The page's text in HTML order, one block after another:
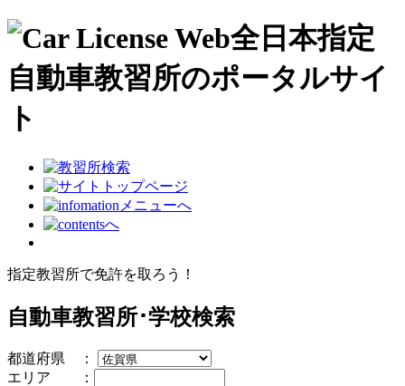
指定教習所で免許を取ろう！
自動車教習所･学校検索
都道府県 ：
エリア ：